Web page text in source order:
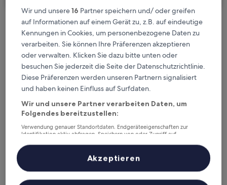
Kostenlose Stornierung bei
Planänderungen
Verdiene Prämien für jede
wahrgenommene Übernachtung
Mehr sparen mit Preisen für Mitglieder
Überprüfe die Preise für diese Daten
Heute
6. Aug. - 7. Aug.
Morgen
7. Aug. - 8. Aug.
Wir und unsere16 Partner speichern und/ oder greifen
auf Informationen auf einem Gerät zu, z.B. auf eindeutige
Kennungen in Cookies, um personenbezogene Daten zu
verarbeiten. Sie können Ihre Präferenzen akzeptieren
oder verwalten. Klicken Sie dazu bitte unten oder
besuchen Sie jederzeit die Seite der Datenschutzrichtlinie.
Diese Präferenzen werden unseren Partnern signalisiert
und haben keinen Einfluss auf Surfdaten.
Wir und unsere Partner verarbeiten Daten, um
Folgendes bereitzustellen:
Verwendung genauer Standortdaten. Endgeräteeigenschaften zur
Identifikation aktiv abfragen. Speichern von oder Zugriff auf
Inhalte, Messung von Werbeleistung und der Performance von Inhalten,
Zielgruppenforschung sowie Entwicklung und Verbesserung von
Liste der Partner (Lieferanten)
Akzeptieren